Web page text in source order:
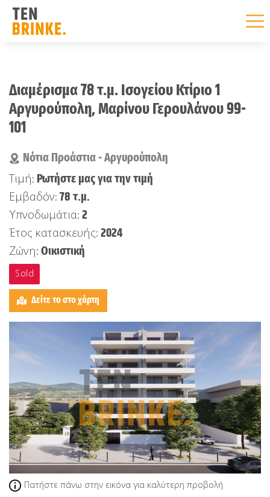
content
Πατήστε πάνω στην εικόνα για καλύτερη προβολή
Διαμέρισμα 78 τ.μ. Ισογείου Κτίριο 1
Αργυρούπολη, Μαρίνου Γερουλάνου 99-
101
Νότια Προάστια - Αργυρούπολη
Τιμή: Ρωτήστε μας για την τιμή
Εμβαδόν: 78 τ.μ.
Υπνοδωμάτια: 2
Έτος κατασκευής: 2024
Ζώνη: Οικιστική
Sold
Δείτε το στο χάρτη